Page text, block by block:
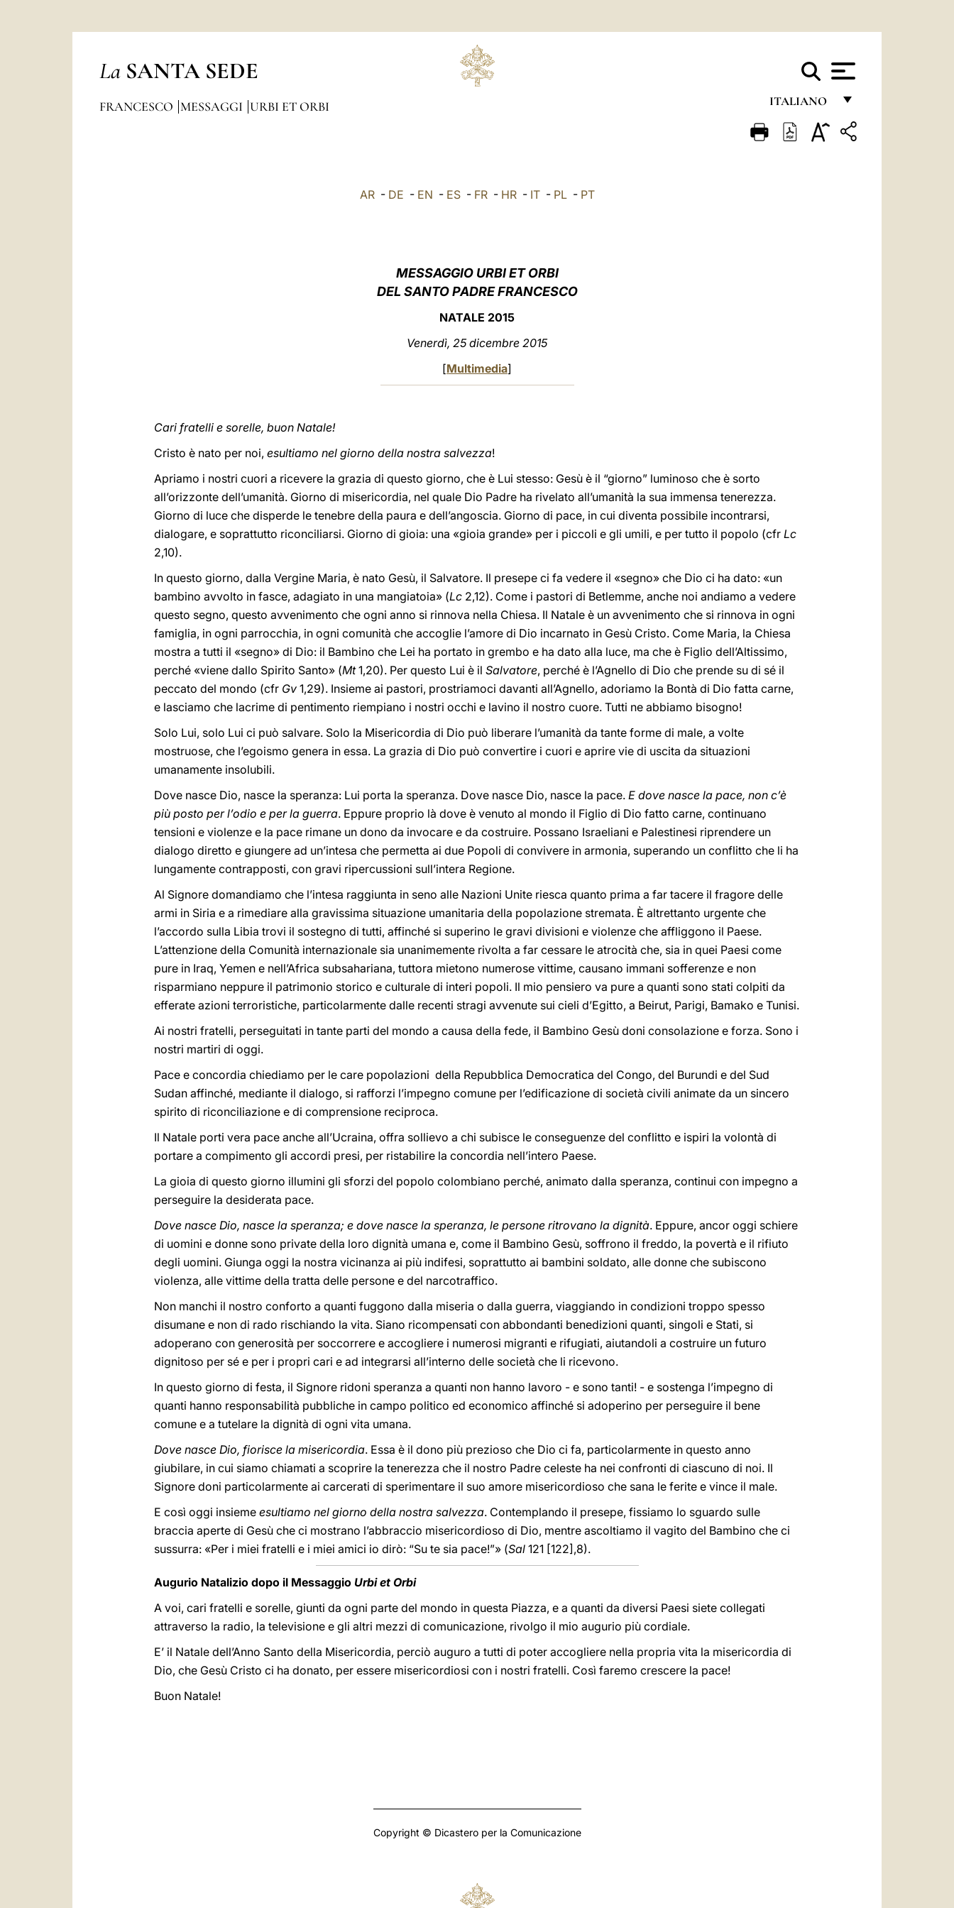
La SANTA SEDE
ITALIANO
FRANÇAIS
FRANCESCO MESSAGGI URBI ET ORBI
AR- DE - EN - ES- FR- HR- IT- PL- PT
MESSAGGIO URBI ET ORBI
DEL SANTO PADRE FRANCESCO
NATALE 2015
Venerdì, 25 dicembre 2015
[Multimedia]
Cari fratelli e sorelle, buon Natale!
Cristo è nato per noi, esultiamo nel giorno della nostra salvezza!
Apriamo i nostri cuori a ricevere la grazia di questo giorno, che è Lui stesso: Gesù è il “giorno” luminoso che è sorto
all’orizzonte dell’umanità. Giorno di misericordia, nel quale Dio Padre ha rivelato all’umanità la sua immensa tenerezza.
Giorno di luce che disperde le tenebre della paura e dell’angoscia. Giorno di pace, in cui diventa possibile incontrarsi,
dialogare, e soprattutto riconciliarsi. Giorno di gioia: una «gioia grande» per i piccoli e gli umili, e per tutto il popolo (cfr Lc
2,10).
In questo giorno, dalla Vergine Maria, è nato Gesù, il Salvatore. Il presepe ci fa vedere il «segno» che Dio ci ha dato: «un
bambino avvolto in fasce, adagiato in una mangiatoia» (Lc 2,12). Come i pastori di Betlemme, anche noi andiamo a vedere
questo segno, questo avvenimento che ogni anno si rinnova nella Chiesa. Il Natale è un avvenimento che si rinnova in ogni
famiglia, in ogni parrocchia, in ogni comunità che accoglie l’amore di Dio incarnato in Gesù Cristo. Come Maria, la Chiesa
mostra a tutti il «segno» di Dio: il Bambino che Lei ha portato in grembo e ha dato alla luce, ma che è Figlio dell’Altissimo,
perché «viene dallo Spirito Santo» (Mt1,20). Per questo Lui è il Salvatore, perché è l’Agnello di Dio che prende su di sé il
peccato del mondo (cfr Gv 1,29). Insieme ai pastori, prostriamoci davanti all’Agnello, adoriamo la Bontà di Dio fatta carne,
e lasciamo che lacrime di pentimento riempiano i nostri occhi e lavino il nostro cuore. Tutti ne abbiamo bisogno!
Solo Lui, solo Lui ci può salvare. Solo la Misericordia di Dio può liberare l’umanità da tante forme di male, a volte
mostruose, che l’egoismo genera in essa. La grazia di Dio può convertire i cuori e aprire vie di uscita da situazioni
umanamente insolubili.
Dove nasce Dio, nasce la speranza: Lui porta la speranza. Dove nasce Dio, nasce la pace. E dove nasce la pace, non c’è
più posto per l’odio e per la guerra. Eppure proprio là dove è venuto al mondo il Figlio di Dio fatto carne, continuano
tensioni e violenze e la pace rimane un dono da invocare e da costruire. Possano Israeliani e Palestinesi riprendere un
dialogo diretto e giungere ad un’intesa che permetta ai due Popoli di convivere in armonia, superando un conflitto che li ha
lungamente contrapposti, con gravi ripercussioni sull’intera Regione.
Al Signore domandiamo che l’intesa raggiunta in seno alle Nazioni Unite riesca quanto prima a far tacere il fragore delle
armi in Siria e a rimediare alla gravissima situazione umanitaria della popolazione stremata. È altrettanto urgente che
l’accordo sulla Libia trovi il sostegno di tutti, affinché si superino le gravi divisioni e violenze che affliggono il Paese.
L’attenzione della Comunità internazionale sia unanimemente rivolta a far cessare le atrocità che, sia in quei Paesi come
pure in Iraq, Yemen e nell’Africa subsahariana, tuttora mietono numerose vittime, causano immani sofferenze e non
risparmiano neppure il patrimonio storico e culturale di interi popoli. Il mio pensiero va pure a quanti sono stati colpiti da
efferate azioni terroristiche, particolarmente dalle recenti stragi avvenute sui cieli d’Egitto, a Beirut, Parigi, Bamako e Tunisi.
Ai nostri fratelli, perseguitati in tante parti del mondo a causa della fede, il Bambino Gesù doni consolazione e forza. Sono i
nostri martiri di oggi.
Pace e concordia chiediamo per le care popolazioni della Repubblica Democratica del Congo, del Burundi e del Sud
Sudan affinché, mediante il dialogo, si rafforzi l’impegno comune per l’edificazione di società civili animate da un sincero
spirito di riconciliazione e di comprensione reciproca.
Il Natale porti vera pace anche all’Ucraina, offra sollievo a chi subisce le conseguenze del conflitto e ispiri la volontà di
portare a compimento gli accordi presi, per ristabilire la concordia nell’intero Paese.
La gioia di questo giorno illumini gli sforzi del popolo colombiano perché, animato dalla speranza, continui con impegno a
perseguire la desiderata pace.
Dove nasce Dio, nasce la speranza; e dove nasce la speranza, le persone ritrovano la dignità. Eppure, ancor oggi schiere
di uomini e donne sono private della loro dignità umana e, come il Bambino Gesù, soffrono il freddo, la povertà e il rifiuto
degli uomini. Giunga oggi la nostra vicinanza ai più indifesi, soprattutto ai bambini soldato, alle donne che subiscono
violenza, alle vittime della tratta delle persone e del narcotraffico.
Non manchi il nostro conforto a quanti fuggono dalla miseria o dalla guerra, viaggiando in condizioni troppo spesso
disumane e non di rado rischiando la vita. Siano ricompensati con abbondanti benedizioni quanti, singoli e Stati, si
adoperano con generosità per soccorrere e accogliere i numerosi migranti e rifugiati, aiutandoli a costruire un futuro
dignitoso per sé e per i propri cari e ad integrarsi all’interno delle società che li ricevono.
In questo giorno di festa, il Signore ridoni speranza a quanti non hanno lavoro - e sono tanti! - e sostenga l’impegno di
quanti hanno responsabilità pubbliche in campo politico ed economico affinché si adoperino per perseguire il bene
comune e a tutelare la dignità di ogni vita umana.
Dove nasce Dio, fiorisce la misericordia. Essa è il dono più prezioso che Dio ci fa, particolarmente in questo anno
giubilare, in cui siamo chiamati a scoprire la tenerezza che il nostro Padre celeste ha nei confronti di ciascuno di noi. Il
Signore doni particolarmente ai carcerati di sperimentare il suo amore misericordioso che sana le ferite e vince il male.
E così oggi insieme esultiamo nel giorno della nostra salvezza. Contemplando il presepe, fissiamo lo sguardo sulle
braccia aperte di Gesù che ci mostrano l’abbraccio misericordioso di Dio, mentre ascoltiamo il vagito del Bambino che ci
sussurra: «Per i miei fratelli e i miei amici io dirò: “Su te sia pace!”» (Sal 121 [122],8).
Augurio Natalizio dopo il Messaggio Urbi et Orbi
A voi, cari fratelli e sorelle, giunti da ogni parte del mondo in questa Piazza, e a quanti da diversi Paesi siete collegati
attraverso la radio, la televisione e gli altri mezzi di comunicazione, rivolgo il mio augurio più cordiale.
E’ il Natale dell’Anno Santo della Misericordia, perciò auguro a tutti di poter accogliere nella propria vita la misericordia di
Dio, che Gesù Cristo ci ha donato, per essere misericordiosi con i nostri fratelli. Così faremo crescere la pace!
Buon Natale!
Copyright © Dicastero per la Comunicazione